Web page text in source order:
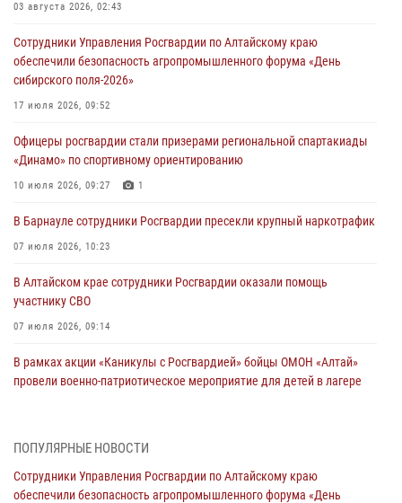
03 августа 2026, 02:43
Сотрудники Управления Росгвардии по Алтайскому краю
обеспечили безопасность агропромышленного форума «День
сибирского поля-2026»
17 июля 2026, 09:52
Офицеры росгвардии стали призерами региональной спартакиады
«Динамо» по спортивному ориентированию
10 июля 2026, 09:27 1
В Барнауле сотрудники Росгвардии пресекли крупный наркотрафик
07 июля 2026, 10:23
В Алтайском крае сотрудники Росгвардии оказали помощь
участнику СВО
07 июля 2026, 09:14
В рамках акции «Каникулы с Росгвардией» бойцы ОМОН «Алтай»
провели военно-патриотическое мероприятие для детей в лагере
акции «Коробка храбрости»
ПОПУЛЯРНЫЕ НОВОСТИ
Сотрудники Управления Росгвардии по Алтайскому краю
обеспечили безопасность агропромышленного форума «День